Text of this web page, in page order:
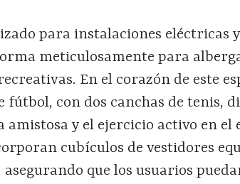
para instalaciones eléctricas
meticulosamente para
En el corazón de este
fútbol, con dos canchas de tenis,
y el ejercicio activo en el
cubículos de vestidores
asegurando que los usuarios